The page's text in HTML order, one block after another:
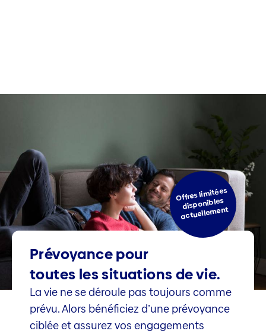
Offres limitées
disponibles
actuellement
Prévoyance pour
toutes les situations de vie.
La vie ne se déroule pas toujours comme
prévu. Alors bénéficiez d’une prévoyance
ciblée et assurez vos engagements